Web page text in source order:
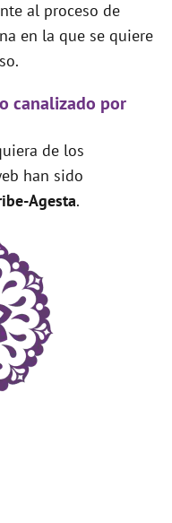
al proceso de
en la que se quiere
canalizado por
de los
han sido
Agesta.